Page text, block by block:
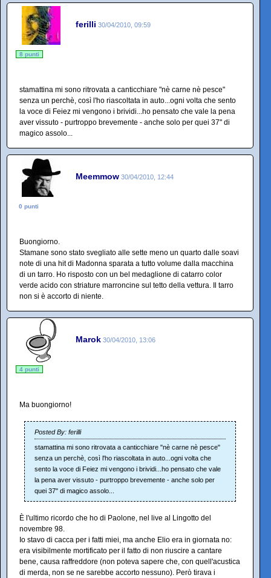
ferilli 30/04/2010, 09:59
8 punti
stamattina mi sono ritrovata a canticchiare "nè carne nè pesce"
senza un perchè, così l'ho riascoltata in auto...ogni volta che sento
la voce di Feiez mi vengono i brividi...ho pensato che vale la pena
aver vissuto - purtroppo brevemente - anche solo per quei 37" di
magico assolo...
Meemmow 30/04/2010, 12:44
0 punti
Buongiorno.
Stamane sono stato svegliato alle sette meno un quarto dalle soavi
note di una hit di Madonna sparata a tutto volume dalla macchina
di un tarro. Ho risposto con un bel medaglione di catarro color
verde acido con striature marroncine sul tetto della vettura. Il tarro
non si è accorto di niente.
Marok 30/04/2010, 13:06
4 punti
Ma buongiorno!
Posted By: ferilli
stamattina mi sono ritrovata a canticchiare "nè carne nè pesce"
senza un perchè, così l'ho riascoltata in auto...ogni volta che
sento la voce di Feiez mi vengono i brividi...ho pensato che vale
la pena aver vissuto - purtroppo brevemente - anche solo per
quei 37" di magico assolo...
È l'ultimo ricordo che ho di Paolone, nel live al Lingotto del
novembre 98.
Io stavo di cacca per i fatti miei, ma anche Elio era in giornata no:
era visibilmente mortificato per il fatto di non riuscire a cantare
bene, causa raffreddore (non poteva sapere che, con quell'acustica
di merda, non se ne sarebbe accorto nessuno). Però tirava i